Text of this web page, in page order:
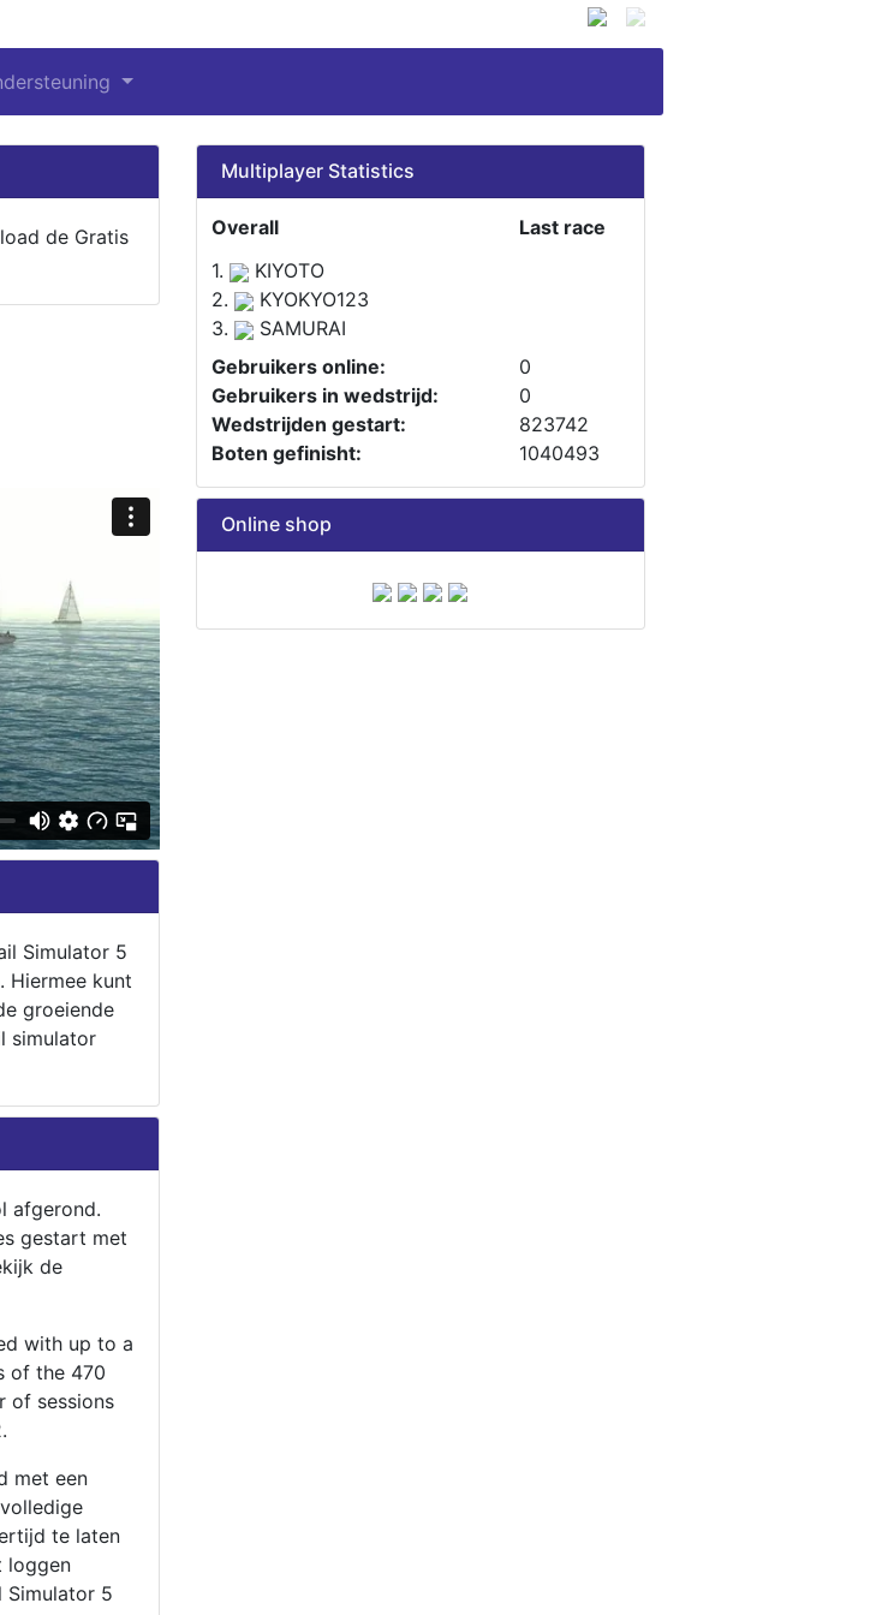
de Gratis
Multiplayer Statistics
Overall
Last race
1.
KIYOTO
2.
KYOKYO123
3.
SAMURAI
Gebruikers online:
0
Gebruikers in wedstrijd:
0
Wedstrijden gestart:
823742
Boten gefinisht:
1040493
Simulator 5
Hiermee kunt
groeiende
simulator
afgerond.
gestart met
de
with up to a
of the 470
of sessions
met een
te laten
loggen
Simulator 5
Online shop